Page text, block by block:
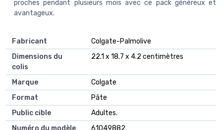
proches pendant plusieurs mois avec ce pack généreux et
avantageux.
Fabricant
‎Colgate-Palmolive
Dimensions du
colis
‎22.1 x 18.7 x 4.2 centimètres
Marque
‎Colgate
Format
‎Pâte
Public cible
‎Adultes.